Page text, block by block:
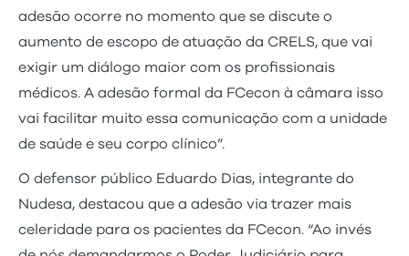
adesão ocorre no momento que se discute o
aumento de escopo de atuação da CRELS, que vai
exigir um diálogo maior com os profissionais
médicos. A adesão formal da FCecon à câmara isso
vai facilitar muito essa comunicação com a unidade
de saúde e seu corpo clínico”.
O defensor público Eduardo Dias, integrante do
Nudesa, destacou que a adesão via trazer mais
celeridade para os pacientes da FCecon. “Ao invés